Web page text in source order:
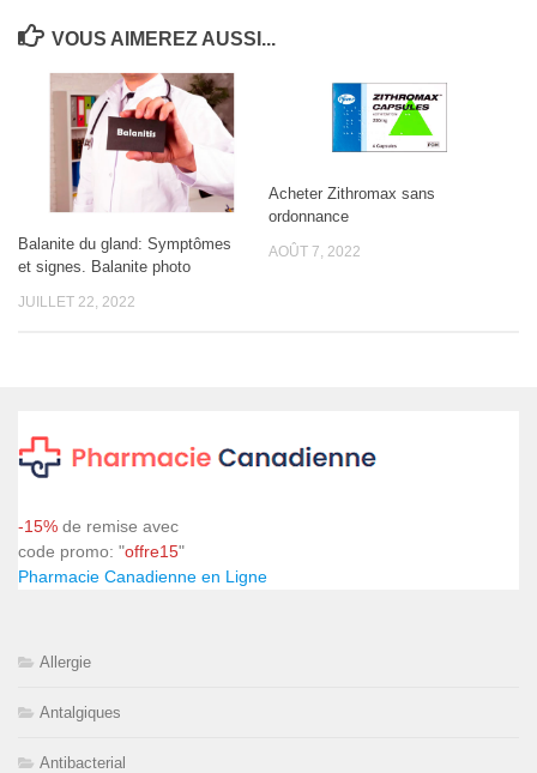
VOUS AIMEREZ AUSSI...
Balanite du gland: Symptômes
et signes. Balanite photo
JUILLET 22, 2022
Acheter Zithromax sans
ordonnance
AOÛT 7, 2022
-15% de remise avec
code promo: "offre15"
Pharmacie Canadienne en Ligne
Allergie
Antalgiques
Antibacterial